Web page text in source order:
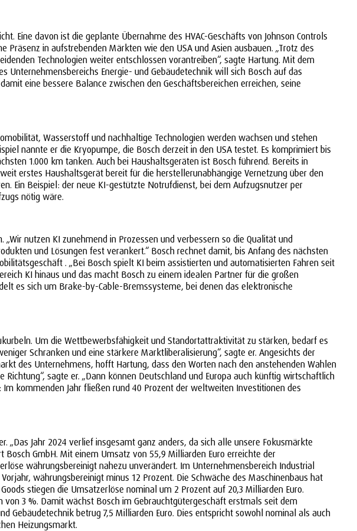
Eine davon ist die geplante Übernahme des HVAC-Geschäfts von Johnson Controls
in aufstrebenden Märkten wie den USA und Asien ausbauen. „Trotz des
Technologien weiter entschlossen vorantreiben“, sagte Hartung. Mit dem
Energie- und Gebäudetechnik will sich Bosch auf das
eine bessere Balance zwischen den Geschäftsbereichen erreichen, seine
Wasserstoff und nachhaltige Technologien werden wachsen und stehen
nannte er die Kryopumpe, die Bosch derzeit in den USA testet. Es komprimiert bis
1.000 km tanken. Auch bei Haushaltsgeräten ist Bosch führend. Bereits in
erstes Haushaltsgerät bereit für die herstellerunabhängige Vernetzung über den
Ein Beispiel: der neue KI-gestützte Notrufdienst, bei dem Aufzugsnutzer per
nötig wäre.
nutzen KI zunehmend in Prozessen und verbessern so die Qualität und
und Lösungen fest verankert.“ Bosch rechnet damit, bis Anfang des nächsten
. „Bei Bosch spielt KI beim assistierten und automatisierten Fahren seit
KI hinaus und das macht Bosch zu einem idealen Partner für die großen
es sich um Brake-by-Cable-Bremssysteme, bei denen das elektronische
Um die Wettbewerbsfähigkeit und Standortattraktivität zu stärken, bedarf es
Schranken und eine stärkere Marktliberalisierung“, sagte er. Angesichts der
des Unternehmens, hofft Hartung, dass den Worten nach den anstehenden Wahlen
sagte er. „Dann können Deutschland und Europa auch künftig wirtschaftlich
kommenden Jahr fließen rund 40 Prozent der weltweiten Investitionen des
Jahr 2024 verlief insgesamt ganz anders, da sich alle unsere Fokusmärkte
GmbH. Mit einem Umsatz von 55,9 Milliarden Euro erreichte der
währungsbereinigt nahezu unverändert. Im Unternehmensbereich Industrial
währungsbereinigt minus 12 Prozent. Die Schwäche des Maschinenbaus hat
stiegen die Umsatzerlöse nominal um 2 Prozent auf 20,3 Milliarden Euro.
3 %. Damit wächst Bosch im Gebrauchtgütergeschäft erstmals seit dem
Gebäudetechnik betrug 7,5 Milliarden Euro. Dies entspricht sowohl nominal als auch
Heizungsmarkt.